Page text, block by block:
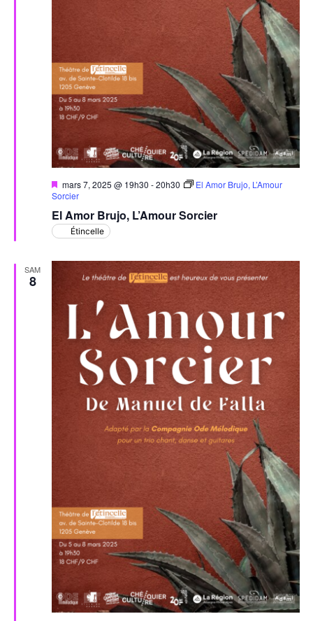
El Amor Brujo, L’Amour Sorcier
Mis
en
mars 7, 2025 @ 19h30 -20h30
El Amor Brujo, L’Amour
Sorcier
Étincelle
SAM
8